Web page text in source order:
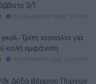
3/1
30 ΔΕΚΕΜΒΡΊΟΥ 2025, 7:01 ΜΜ
Τρίτη ισοπαλία για
καλή εμφάνιση
13 ΟΚΤΩΒΡΊΟΥ 2025, 12:43 ΜΜ
Δόξα Βέρμιου Πύργων